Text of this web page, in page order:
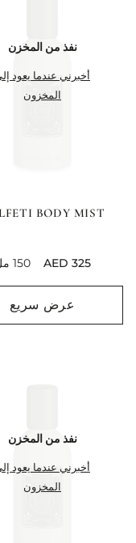
نفذ من المخزن
أخبرني عندما يعود إلى
المخزون
BODY MIST
current price‏325 AED 150 مل
عرض سريع
نفذ من المخزن
أخبرني عندما يعود إلى
المخزون